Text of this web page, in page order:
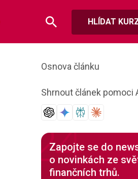
HLÍDAT
Osnova článku
Shrnout článek pomoci
Zapojte se do
o novinkách ze
finančních trhů.